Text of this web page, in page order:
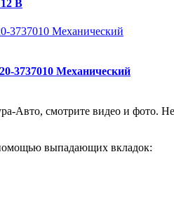
В
3737010 Механический
Авто, смотрите видео и фото.
выпадающих вкладок: